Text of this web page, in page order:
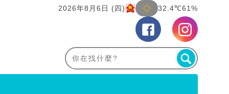
2026年8月6日 (四) 32.4℃61%